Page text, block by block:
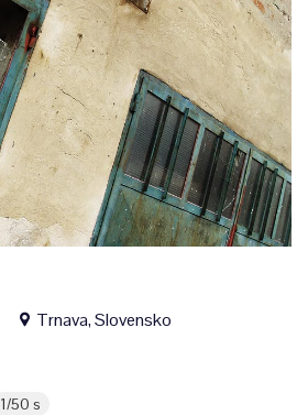
Trnava, Slovensko
1/50 s